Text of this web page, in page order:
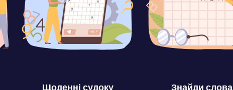
Щоденні судоку Знайди слова